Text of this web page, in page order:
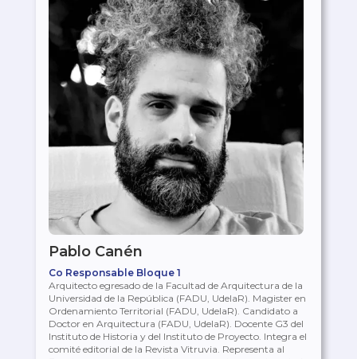
Pablo Canén
Co Responsable Bloque 1
Arquitecto egresado de la Facultad de Arquitectura de la
Universidad de la República (FADU, UdelaR). Magister en
Ordenamiento Territorial (FADU, UdelaR). Candidato a
Doctor en Arquitectura (FADU, UdelaR). Docente G3 del
Instituto de Historia y del Instituto de Proyecto. Integra el
comité editorial de la Revista Vitruvia. Representa al